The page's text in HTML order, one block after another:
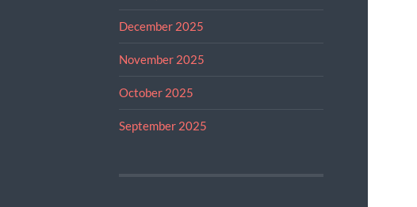
December 2025
November 2025
October 2025
September 2025